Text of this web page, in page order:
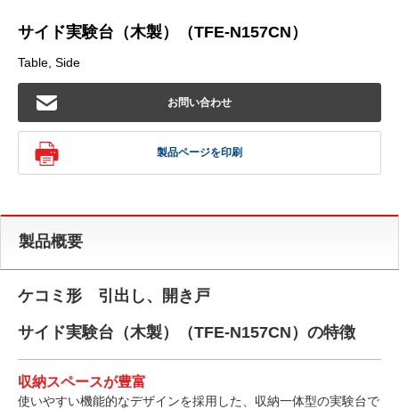
サイド実験台（木製）（TFE-N157CN）
Table, Side
お問い合わせ
製品ページを印刷
製品概要
ケコミ形 引出し、開き戸
サイド実験台（木製）（TFE-N157CN）の特徴
収納スペースが豊富
使いやすい機能的なデザインを採用した、収納一体型の実験台で